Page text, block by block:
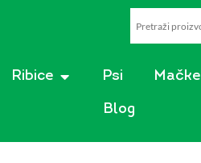
AKVARISTIKA
Ribice OPEN RIBICE
Psi Mačke
Blog